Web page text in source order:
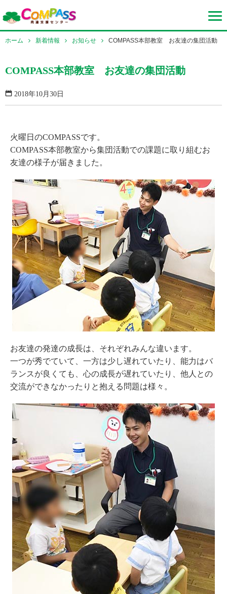
ホーム 新着情報 お知らせ COMPASS本部教室 お友達の集団活動
COMPASS本部教室 お友達の集団活動
2018年10月30日
火曜日のCOMPASSです。
COMPASS本部教室から集団活動での課題に取り組むお
友達の様子が届きました。
お友達の発達の成長は、それぞれみんな違います。
一つが秀でていて、一方は少し遅れていたり、能力はバ
ランスが良くても、心の成長が遅れていたり、他人との
交流ができなかったりと抱える問題は様々。